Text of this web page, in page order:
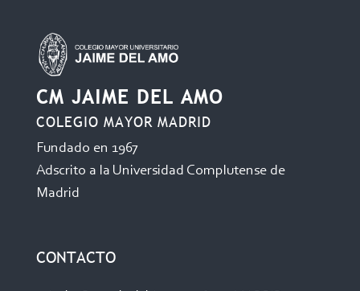
CM JAIME DEL AMO
COLEGIO MAYOR MADRID
Fundado en 1967
Adscrito a la Universidad Complutense de
Madrid
CONTACTO